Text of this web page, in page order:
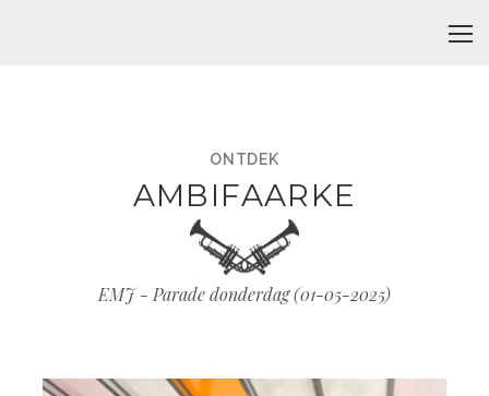
ONTDEK
AMBIFAARKE
EMJ - Parade donderdag (01-05-2025)